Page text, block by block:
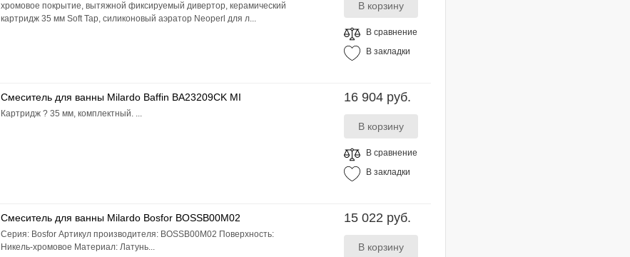
хромовое покрытие, вытяжной фиксируемый дивертор, керамический
картридж 35 мм Soft Tap, силиконовый аэратор Neoperl для л...
В сравнение
В закладки
Смеситель для ванны Milardo Baffin BA23209CK MI
Картридж ? 35 мм, комплектный. ...
16 904 руб.
В сравнение
В закладки
Смеситель для ванны Milardo Bosfor BOSSB00M02
Серия: Bosfor Артикул производителя: BOSSB00M02 Поверхность:
Никель-хромовое Материал: Латунь...
15 022 руб.